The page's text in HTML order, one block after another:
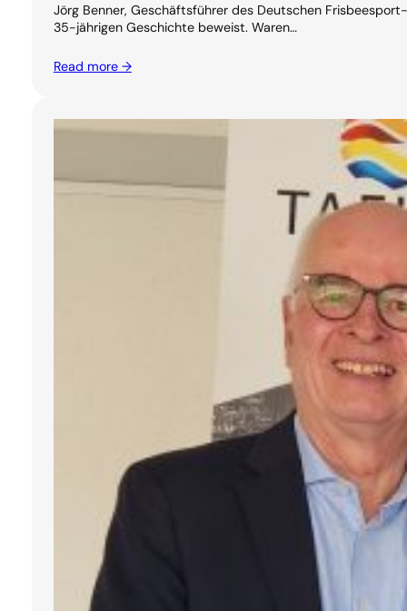
Jörg Benner, Geschäftsführer des Deutschen
35-jährigen Geschichte beweist. Waren…
Read more →